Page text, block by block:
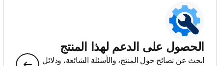
الحصول على الدعم لهذا المنتج
ابحث عن نصائح حول المنتج، والأسئلة الشائعة، ودلائل